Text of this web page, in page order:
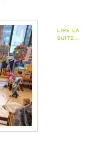
LIRE LA
SUITE…